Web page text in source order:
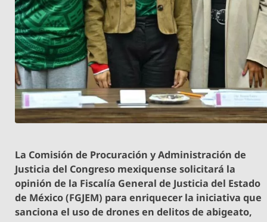
La Comisión de Procuración y Administración de
Justicia del Congreso mexiquense solicitará la
opinión de la Fiscalía General de Justicia del Estado
de México (FGJEM) para enriquecer la iniciativa que
sanciona el uso de drones en delitos de abigeato,